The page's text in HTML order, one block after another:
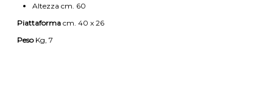
Altezza cm. 60
Piattaforma cm. 40 x 26
PesoKg, 7